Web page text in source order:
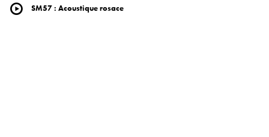
SM57: Acoustique rosace